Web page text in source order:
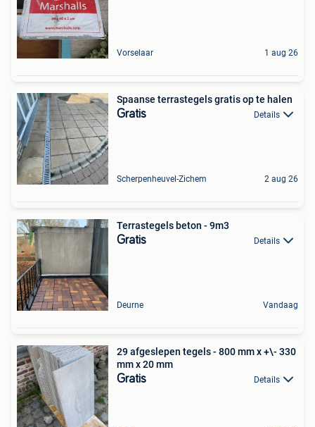
Vorselaar 1 aug 26
Spaanse terrastegels gratis op te halen
Gratis Details
Scherpenheuvel-Zichem 2 aug 26
Terrastegels beton - 9m3
Gratis Details
Deurne Vandaag
29 afgeslepen tegels - 800 mm x +\- 330
mm x 20 mm
Gratis Details